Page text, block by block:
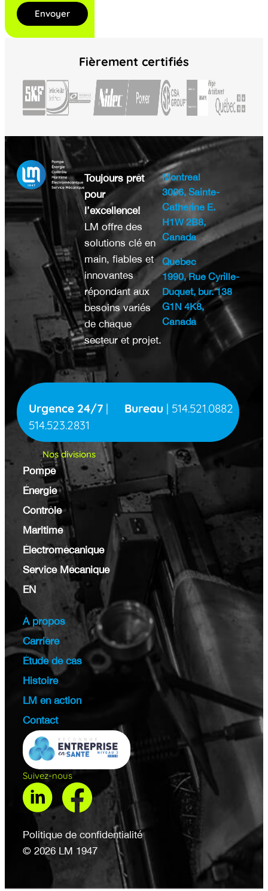
Envoyer
Fièrement certifiés
Toujours prêt
pour
l’excellence!
LM offre des
solutions clé en
main, fiables et
innovantes
répondant aux
besoins variés
de chaque
secteur et projet.
Montréal
3006, Sainte-
Catherine E.
H1W 2B8,
Canada
Québec
1990, Rue Cyrille-
Duquet, bur. 138
G1N 4K8,
Canada
Urgence 24/7 |
514.523.2831
Bureau | 514.521.0882
Nos divisions
Pompe
Énergie
Contrôle
Maritime
Électromécanique
Service Mécanique
EN
À propos
Carrière
Étude de cas
Histoire
LM en action
Contact
Suivez-nous
Politique de confidentialité
© 2026 LM 1947